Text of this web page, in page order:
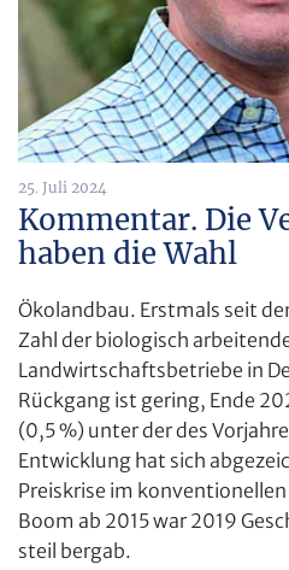
25. Juli 2024
Kommentar. Die
haben die Wahl
Ökolandbau. Erstmals seit
Zahl der biologisch
Landwirtschaftsbetriebe in
Rückgang ist gering, Ende
(0,5 %) unter der des
Entwicklung hat sich
Preiskrise im
Boom ab 2015 war 2019
steil bergab.